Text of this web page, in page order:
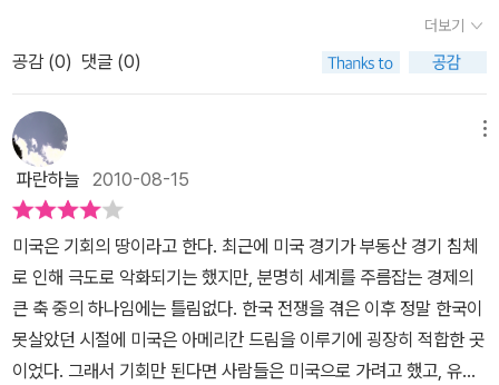
필요가 있다고 생각한다.미국에서 부자가 된 한국인들은 하루아침에
부자가 된 사람들이 절대 아니다. 모두 나름대로 고생과 고통을 겪었
던 사람들이다. 또, 그 고생 후에 얻은 행운과 보람을 다른 이들에게도
나눠주고 싶어 하는 마음이 크기 때문에 더 부자다. 마음 부자이기도
하다. “많은 사람이 나를 보고 그냥 쉽게 여기까지 왔을 거라고 생각
합니다. 사람들은 보통 남들이 성공한 것을 보며 지금 그 자리에 있는
모습만 생각하니까 운이 좋았다던가, 타이밍을 잘 잡았다던가 하는
식으로 성공한 사람들의 업적을 폄하하기도 합니다. 경쟁이 심한 현
대사회에서 어느 정도 자리를 잡은 사람들은 다 이유가 있습니다. 누
구도 그냥 저절로 그 자리에 선 게 아닙니다. 자고 일어났더니 부자가
되어 있더라, 하는 경우도 결코 없습니다. ‘해리포터’의 작가 조앤 롤
링도 유명세는 짧은 시간에 타게 되었지만, 그전에 엄청난 고생을 하
금 우리나라에서도 그렇게 사업을 잘 하는 사람은 그렇게 하고 있을
것이다. 아무리 우리나라의 중소기업과 자영업 환경이 전보다 열악하
다고 하지만, 이 책에 나온 이 사람들만큼만 열심히 산다면, 아마도 한
국에서도 얼마든지 부를 일궈낼 수 있지 않겠는가 하는 생각이 든다.
무엇보다도 이들이 그토록 고생하는 언어문제는 저절로 해결되지 않
는가. 그럼에도 불구하고 한가지 의문이 남는다. 무엇하러 그렇게까
지 부자가 되려고 노력을 한단 말인가. 그저 먹고 살기에 어려움이 없
고, 노후대책이 되고, 자녀들 뒷바라지 하기에 어려움이 없을 정도면,
적당한 문화생활을 하면서 살기에 어려움이 없을 정도만 된다면... 그
런데 이렇게 하기만도 얼마나 어려운 일인가. 돈은 적당히 노력을 해
서는 벌리지 않는다. 항상 최선의 각오로 노력해야 하고, 항상 위기가
올것을 예상하고 대비해야 한다. 그래야 최소한의 안락한 삶을 유지
면, 책뿐만이 아니라 세월이 흐르고 내 나름대로 살아오면서 배우게
된성공에는 돈도 물론 중요하지만 그보다 사람을 얻는 것이 더 크다
람을 잃을 수도 있음을...직접 사업체이나 작은 가게라도 운영을 해 본
적은 없지만 옆에서 보고 겪은경험을 통해얻은 소중한 결론이랍니다.
우리들 인간이 얼마나이기적인 동물인지도 말이죠.제 눈에 쏙 들어온
문구입니다.나로선 이룰수 없는 성공을 부러워하고 꿈꾸며동동거리
던 허무한시간을 흘려보내고나서야 어쩌면 우리들에겐 저마다의꿈꾸
는 성공의 크기와 모습이 다를 수도 있다는것을 깨닫지 못한 것은 아
닐까하는 위안의 시간이 찾아왔습니다.내 그릇의 크기만큼, 내가 꿈
꾸고 노력한 만큼의 성공이 오는 것임을......비로서 알게 되었다고 해
야겠지요.할까 말까 고민할 때는 하십시오. 그리고 하기로 했다면 최
하니 기부하고 나누는 것을 쉽게 하는 그들이야 말로 진정한 부자가
아닐까 싶다.10명의 부자들 중에는 여성 2명도 있었는데 미국이라는
나라가 남 녀의 제약이 있는 것은 아니지만 더 대단해보였다.
더보기
공감 (0) 댓글 (0)
파란하늘 2010-08-15
미국은 기회의 땅이라고 한다. 최근에 미국 경기가 부동산 경기 침체
로 인해 극도로 악화되기는 했지만, 분명히 세계를 주름잡는 경제의
큰 축 중의 하나임에는 틀림없다. 한국 전쟁을 겪은 이후 정말 한국이
못살았던 시절에 미국은 아메리칸 드림을 이루기에 굉장히 적합한 곳
이었다. 그래서 기회만 된다면 사람들은 미국으로 가려고 했고, 유학